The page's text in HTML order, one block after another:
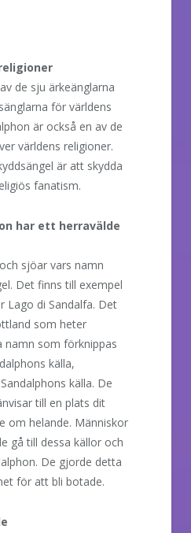
de sju ärkeänglarna
för världens
är också en av de
världens religioner.
är att skydda
fanatism.
har ett herravälde
sjöar vars namn
Det finns till exempel
Lago di Sandalfa. Det
som heter
namn som förknippas
källa,
källa. De
till en plats dit
om helande. Människor
gå till dessa källor och
De gjorde detta
för att bli botade.